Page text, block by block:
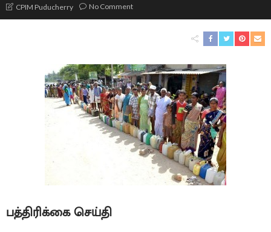
CPIM Puducherry No Comment
பத்திரிக்கை செய்தி